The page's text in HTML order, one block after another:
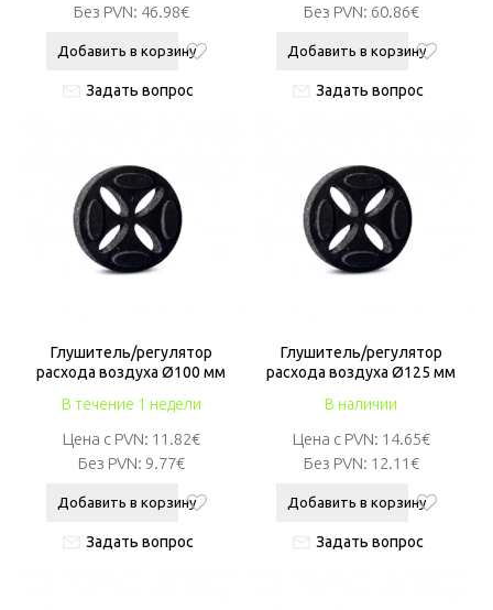
Без PVN: 46.98€
Добавить в корзину
Задать вопрос
Без PVN: 60.86€
Добавить в корзину
Задать вопрос
В течение 1 недели
Глушитель/регулятор
расхода воздуха Ø100 мм
Цена с PVN: 11.82€
Без PVN: 9.77€
Добавить в корзину
Задать вопрос
В наличии
Глушитель/регулятор
расхода воздуха Ø125 мм
Цена с PVN: 14.65€
Без PVN: 12.11€
Добавить в корзину
Задать вопрос